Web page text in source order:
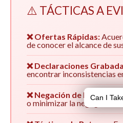
⚠️ TÁCTICAS A
❌ Ofertas Rápidas:
de conocer el alcance de
❌ Declaraciones
encontrar inconsistencias
❌ Negación de
o minimizar la negligencia